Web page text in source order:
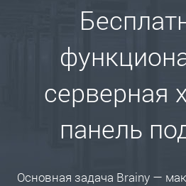
серверная
панель
Основная задача Brainy —